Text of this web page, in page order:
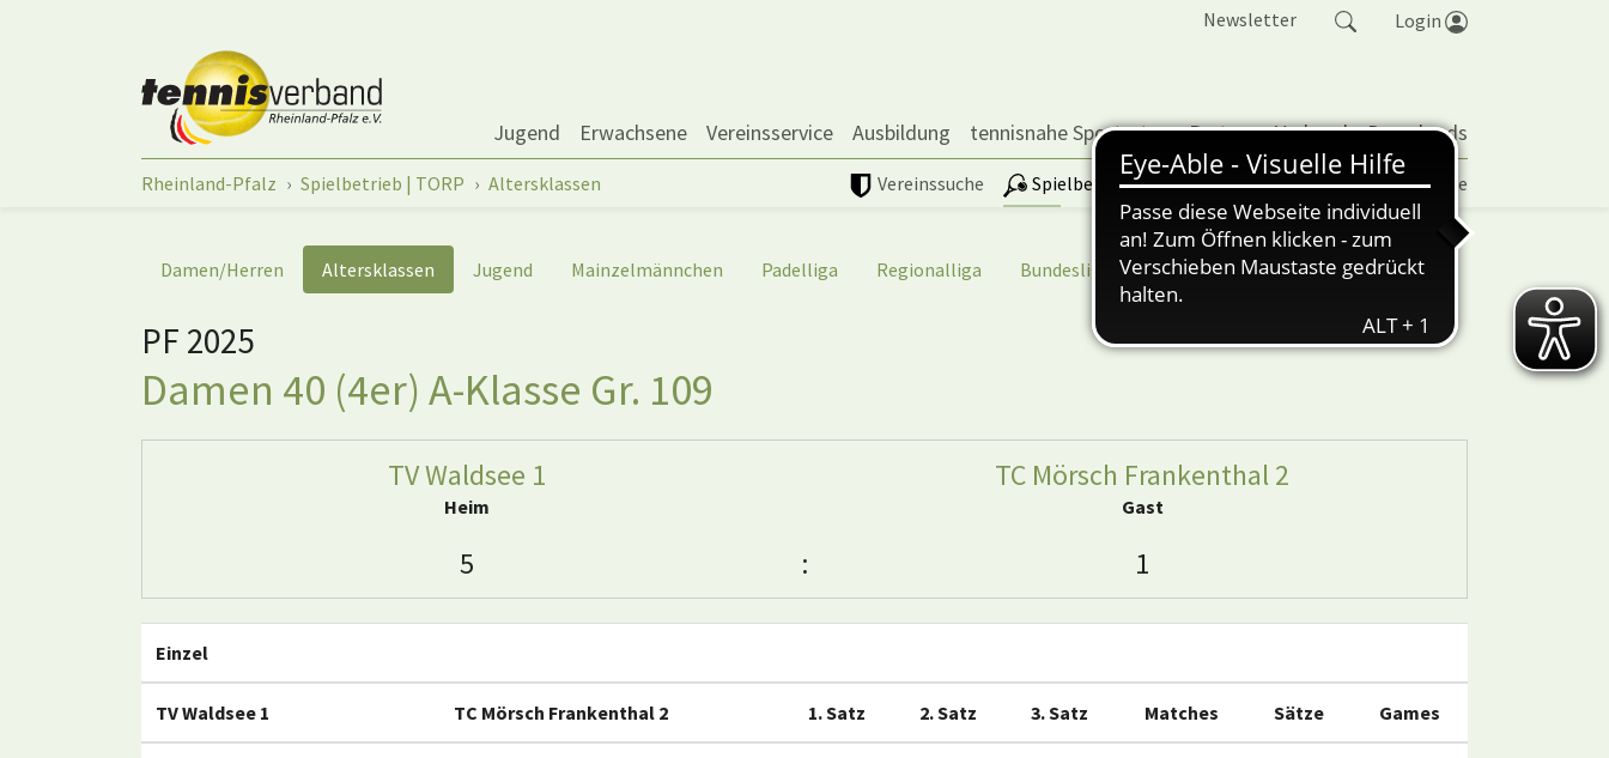
Newsletter Login
Jugend Erwachsene Vereinsservice Ausbildung tennisnahe Sportarten Partner Verband Downloads
Vereinssuche Spielbetrieb | TORP Vereinspokal Turniere
Sie sind hier:
Rheinland-Pfalz Spielbetrieb | TORP Altersklassen
Damen/Herren Altersklassen Jugend Mainzelmännchen Padelliga Regionalliga Bundesliga nuScore
PF 2025
Damen 40 (4er) A-Klasse Gr. 109
TV Waldsee 1
Heim
TC Mörsch Frankenthal 2
Gast
5 : 1
Einzel
TV Waldsee 1 TC Mörsch Frankenthal 2 1. Satz 2. Satz 3. Satz Matches Sätze Games